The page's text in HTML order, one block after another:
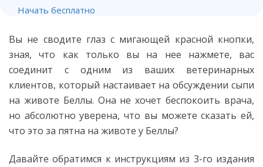
Начать бесплатно
Вы не сводите глаз с мигающей красной кнопки,
зная, что как только вы на нее нажмете, вас
соединит с одним из ваших ветеринарных
клиентов, который настаивает на обсуждении сыпи
на животе Беллы. Она не хочет беспокоить врача,
но абсолютно уверена, что вы можете сказать ей,
что это за пятна на животе у Беллы?
Давайте обратимся к инструкциям из 3-го издания